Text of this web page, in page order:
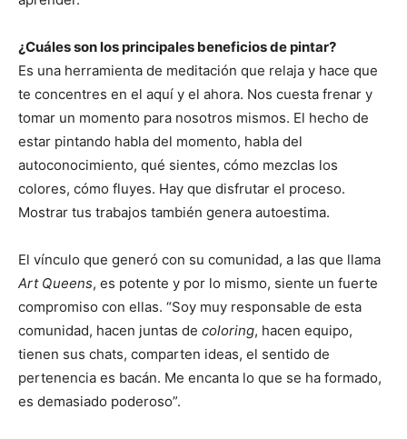
¿Cuáles son los principales beneficios de pintar?
Es una herramienta de meditación que relaja y hace que
te concentres en el aquí y el ahora. Nos cuesta frenar y
tomar un momento para nosotros mismos. El hecho de
estar pintando habla del momento, habla del
autoconocimiento, qué sientes, cómo mezclas los
colores, cómo fluyes. Hay que disfrutar el proceso.
Mostrar tus trabajos también genera autoestima.
El vínculo que generó con su comunidad, a las que llama
Art Queens, es potente y por lo mismo, siente un fuerte
compromiso con ellas. “Soy muy responsable de esta
comunidad, hacen juntas de coloring, hacen equipo,
tienen sus chats, comparten ideas, el sentido de
pertenencia es bacán. Me encanta lo que se ha formado,
es demasiado poderoso”.